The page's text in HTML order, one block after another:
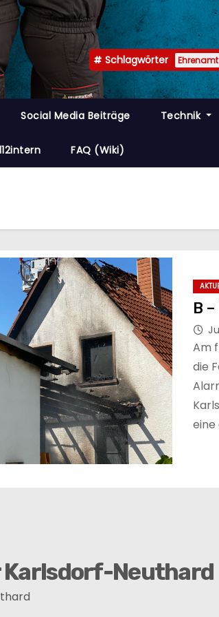
Schlagwörter Ehrenamt
Social Media Beiträge Technik
FAQ (Wiki)
B
Am
die
eine
Karlsdorf-Neuthard